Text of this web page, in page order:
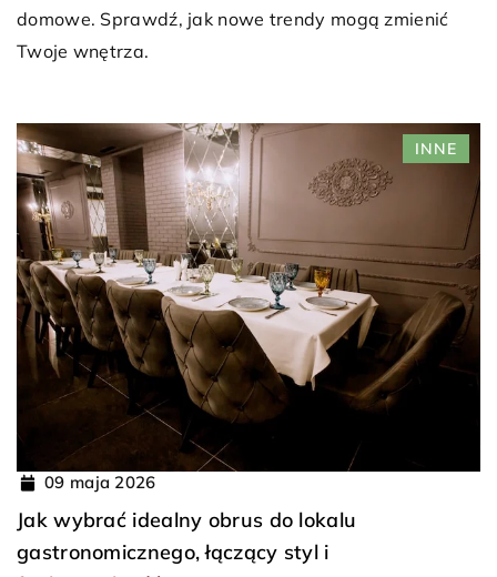
domowe. Sprawdź, jak nowe trendy mogą zmienić
Twoje wnętrza.
INNE
09 maja 2026
Jak wybrać idealny obrus do lokalu
gastronomicznego, łączący styl i